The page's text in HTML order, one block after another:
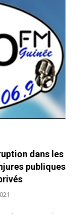
dans les
publiques